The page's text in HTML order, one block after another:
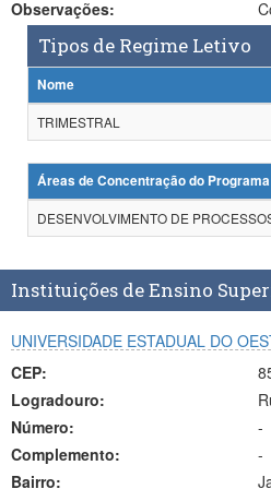
Observações:
Tipos de Regime Letivo
Nome
TRIMESTRAL
Áreas de Concentração do Programa
DESENVOLVIMENTO DE
Instituições de Ensino
UNIVERSIDADE ESTADUAL DO
CEP:
Logradouro:
Número:
-
Complemento:
-
Bairro: